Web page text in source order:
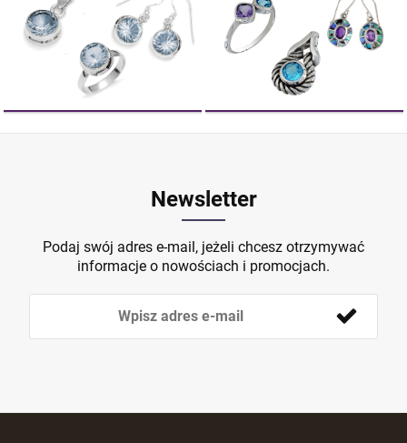
Newsletter
Podaj swój adres e-mail, jeżeli chcesz otrzymywać
informacje o nowościach i promocjach.